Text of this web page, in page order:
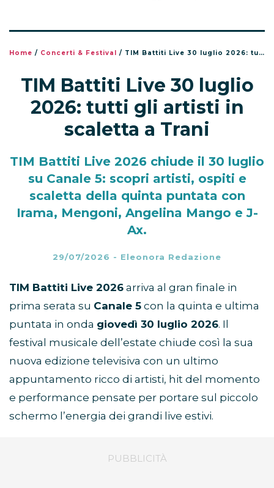
Home / Concerti & Festival / TIM Battiti Live 30 luglio 2026: tutti gli artisti in scaletta a Trani
TIM Battiti Live 30 luglio
2026: tutti gli artisti in
scaletta a Trani
TIM Battiti Live 2026 chiude il 30 luglio
su Canale 5: scopri artisti, ospiti e
scaletta della quinta puntata con
Irama, Mengoni, Angelina Mango e J-
Ax.
29/07/2026 - Eleonora Redazione
TIM Battiti Live 2026 arriva al gran finale in
prima serata su Canale 5 con la quinta e ultima
puntata in onda giovedì 30 luglio 2026. Il
festival musicale dell’estate chiude così la sua
nuova edizione televisiva con un ultimo
appuntamento ricco di artisti, hit del momento
e performance pensate per portare sul piccolo
schermo l’energia dei grandi live estivi.